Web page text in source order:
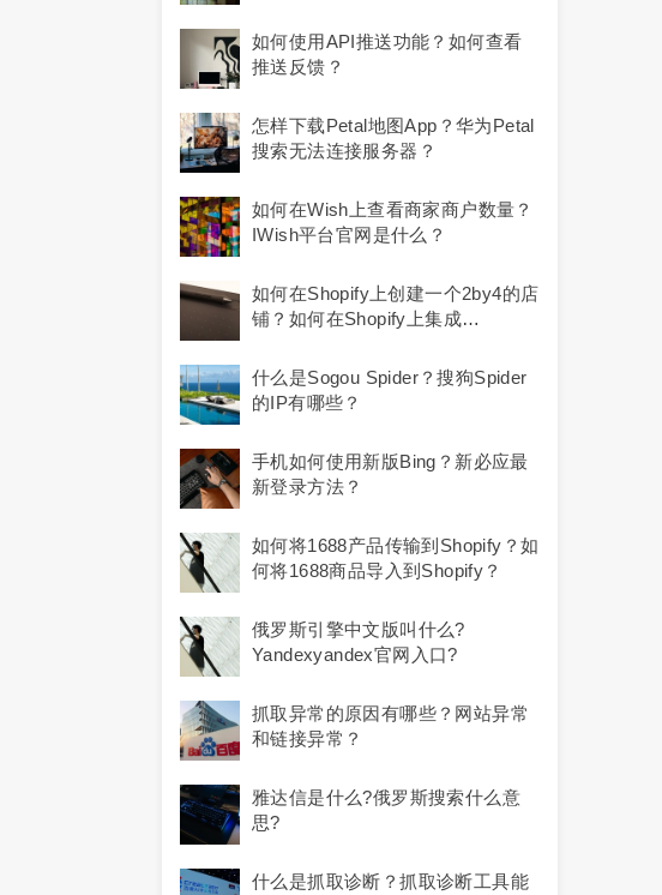
如何使用API推送功能？如何查看
推送反馈？
怎样下载petal地图app？华为petal
搜索无法连接服务器？
如何在Wish上查看商家商户数量？
IWish平台官网是什么？
如何在Shopify上创建一个2by4的店
铺？如何在Shopify上集成
什么是sogou Spider？搜狗spider
的IP有哪些？
手机如何使用新版bing？新必应最
新登录方法？
如何将1688产品传输到Shopify？如
何将1688商品导入到Shopify？
俄罗斯引擎中文版叫什么?
Yandexyandex官网入口?
抓取异常的原因有哪些？网站异常
和链接异常？
雅达信是什么?俄罗斯搜索什么意
思?
什么是抓取诊断？抓取诊断工具能